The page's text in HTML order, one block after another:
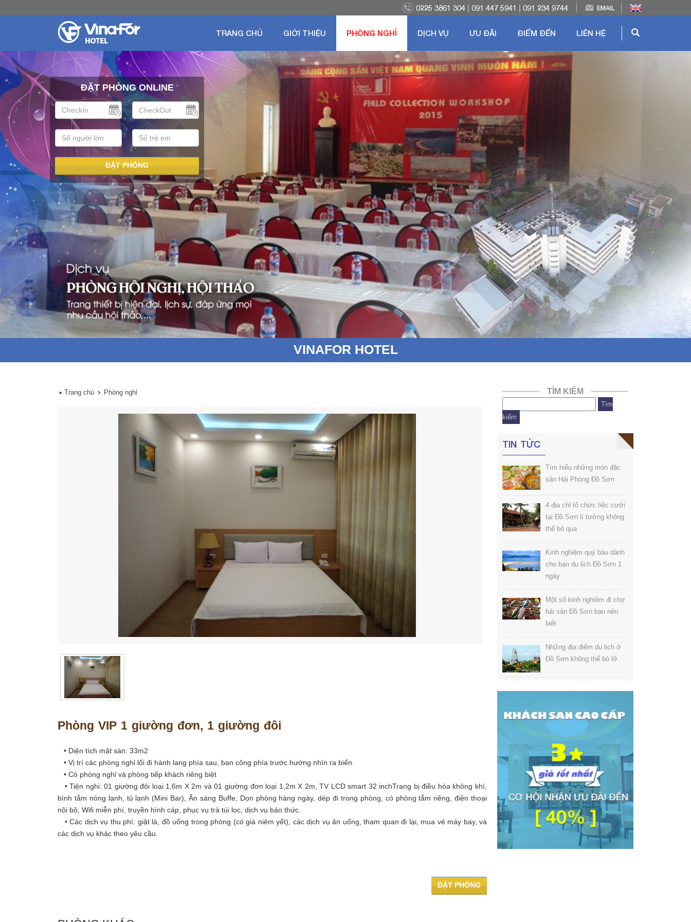
0225 3861 304 | 091 447 5941 | 091 234 9744 EMAIL
TRANG CHỦ GIỚI THIỆU PHÒNG NGHỈ DỊCH VỤ ƯU ĐÃI ĐIỂM ĐẾN LIÊN HỆ
ĐẶT PHÒNG ONLINE
ĐẶT PHÒNG
VINAFOR HOTEL
Trang chủ Phòng nghỉ
Phòng VIP 1 giường đơn, 1 giường đôi
• Diện tích mặt sàn: 33m2
• Vị trí các phòng nghỉ lối đi hành lang phía sau, ban công phía trước hướng nhìn ra biển.
• Có phòng nghỉ và phòng tiếp khách riêng biệt
• Tiện nghi: 01 giường đôi loại 1,6m X 2m và 01 giường đơn loại 1,2m X 2m, TV LCD smart 32 inchTrang bị điều hòa không khí,
bình tắm nóng lạnh, tủ lạnh (Mini Bar), Ăn sáng Buffe, Dọn phòng hàng ngày, dép đi trong phòng, có phòng tắm riêng, điện thoại
nội bộ, Wifi miễn phí, truyền hình cáp, phục vụ trà túi lọc, dịch vụ báo thức.
• Các dịch vụ thu phí: giặt là, đồ uống trong phòng (có giá niêm yết), các dịch vụ ăn uống, tham quan đi lại, mua vé máy bay, và
các dịch vụ khác theo yêu cầu.
ĐẶT PHÒNG
TÌM KIẾM
Tìm
kiếm
TIN TỨC
Tìm hiểu những món đặc
sản Hải Phòng Đồ Sơn
4 địa chỉ tổ chức tiệc cưới
tại Đồ Sơn lí tưởng không
thể bỏ qua
Kinh nghiệm quý báu dành
cho bạn du lịch Đồ Sơn 1
ngày
Một số kinh nghiệm đi chợ
hải sản Đồ Sơn bạn nên
biết
Những địa điểm du lịch ở
Đồ Sơn không thể bỏ lỡ